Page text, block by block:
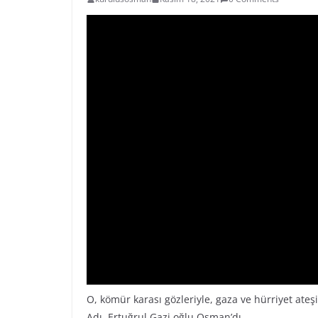
O, kömür karası gözleriyle, gaza ve hürriyet